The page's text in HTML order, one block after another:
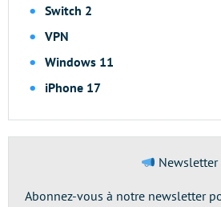
Switch 2
VPN
Windows 11
iPhone 17
Newsletter
Abonnez-vous à notre newsletter